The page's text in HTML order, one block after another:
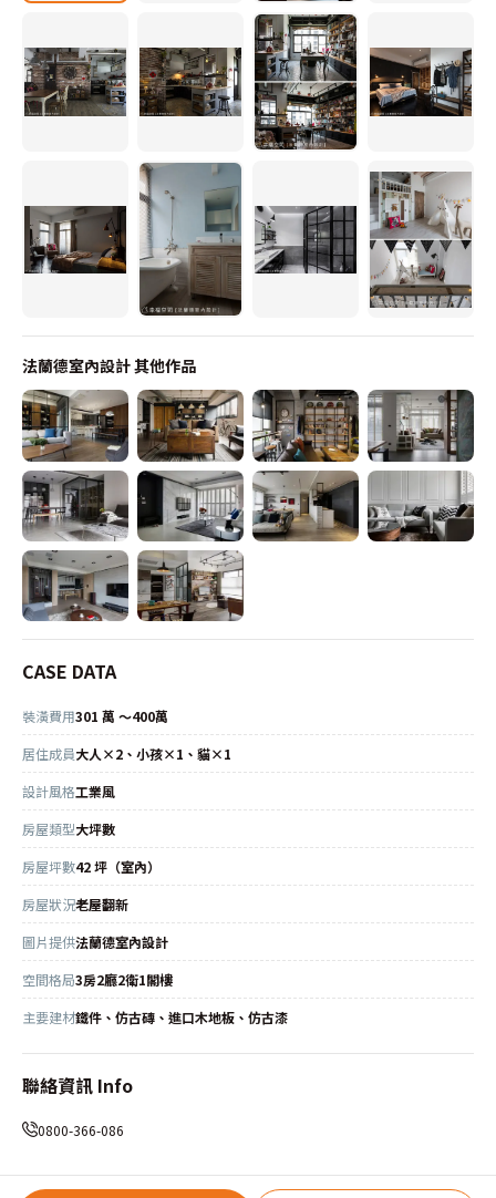
法蘭德室內設計其他作品
CASE DATA
裝潢費用301 萬 ～400萬
居住成員大人×2、小孩×1、貓×1
設計風格工業風
房屋類型大坪數
房屋坪數42 坪（室內）
房屋狀況老屋翻新
圖片提供法蘭德室內設計
空間格局3房2廳2衛1閣樓
主要建材鐵件、仿古磚、進口木地板、仿古漆
聯絡資訊 Info
0800-366-086